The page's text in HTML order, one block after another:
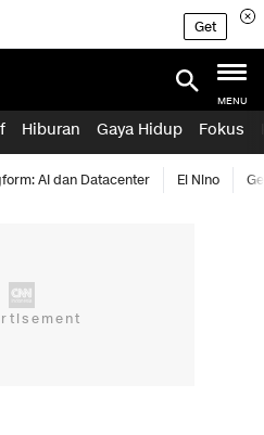
Get
MENU
Hiburan Gaya Hidup Fokus
AI dan Datacenter El Nino